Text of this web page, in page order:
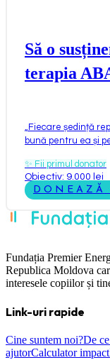
Să o
terapia
Fiecare ședință
bună pentru ea și
✨ Fii primul donator
Obiectiv: 9.000 lei
DONEAZĂ
Fundația Premier
Republica Moldova
interesele copiilor și
Link-uri rapide
Cine suntem noi?De
ajutorCalculator impact